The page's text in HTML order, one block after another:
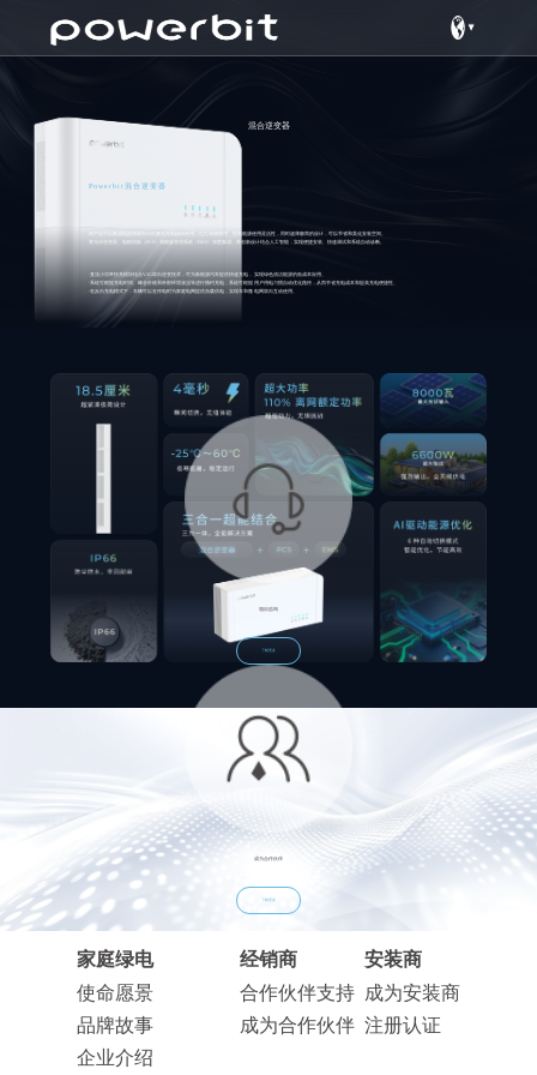
混合逆变器
Powerbit混合逆变器
本产品可以集成电池和双向V2G直流充电模块使⽤，也可单独使⽤，提⾼能源使⽤灵活性，同时超薄极简的设计，可以节省和美化安装空间。
将光伏逆变器、电能转换（PCS）和能量管理系统（EMS）深度集成。其创新设计结合⼈⼯智能，实现便捷安装、快速调试和系统⾃动诊断。
·直流⼩功率快充模块结合V2G双向逆变技术，可为新能源汽⻋提供快速充电， 实现绿⾊清洁能源的低成本应⽤。
·系统可根据充电时间、峰⾕价格和外部环境状况等进⾏预约充电，系统可根据 ⽤户⽤电习惯⾃动优化路径，从⽽节省充电成本和提⾼充电便捷性。
·在反向充电模式下，⻋辆可以在停电时为家庭电⽹提供负载供电，实现⻋和微 电⽹双向互动使⽤。
项目咨询
了解更多
成为合作伙伴
了解更多
家庭绿电
使命愿景
品牌故事
企业介绍
经销商
合作伙伴支持
成为合作伙伴
安装商
成为安装商
注册认证